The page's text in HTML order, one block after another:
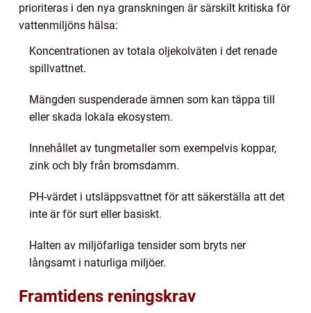
prioriteras i den nya granskningen är särskilt kritiska för
vattenmiljöns hälsa:
Koncentrationen av totala oljekolväten i det renade
spillvattnet.
Mängden suspenderade ämnen som kan täppa till
eller skada lokala ekosystem.
Innehållet av tungmetaller som exempelvis koppar,
zink och bly från bromsdamm.
PH-värdet i utsläppsvattnet för att säkerställa att det
inte är för surt eller basiskt.
Halten av miljöfarliga tensider som bryts ner
långsamt i naturliga miljöer.
Framtidens reningskrav